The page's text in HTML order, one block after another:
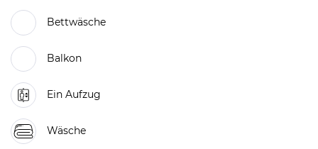
Bettwäsche
Balkon
Ein Aufzug
Wäsche